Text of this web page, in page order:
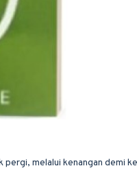
melalui kenangan demi